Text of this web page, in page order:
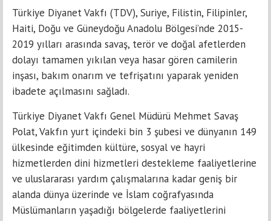
Türkiye Diyanet Vakfı (TDV), Suriye, Filistin, Filipinler,
Haiti, Doğu ve Güneydoğu Anadolu Bölgesi’nde 2015-
2019 yılları arasında savaş, terör ve doğal afetlerden
dolayı tamamen yıkılan veya hasar gören camilerin
inşası, bakım onarım ve tefrişatını yaparak yeniden
ibadete açılmasını sağladı.
Türkiye Diyanet Vakfı Genel Müdürü Mehmet Savaş
Polat, Vakfın yurt içindeki bin 3 şubesi ve dünyanın 149
ülkesinde eğitimden kültüre, sosyal ve hayri
hizmetlerden dini hizmetleri destekleme faaliyetlerine
ve uluslararası yardım çalışmalarına kadar geniş bir
alanda dünya üzerinde ve İslam coğrafyasında
Müslümanların yaşadığı bölgelerde faaliyetlerini